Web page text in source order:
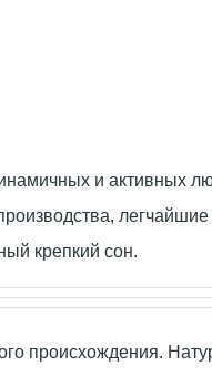
и активных
крепкий сон.
происхождения.